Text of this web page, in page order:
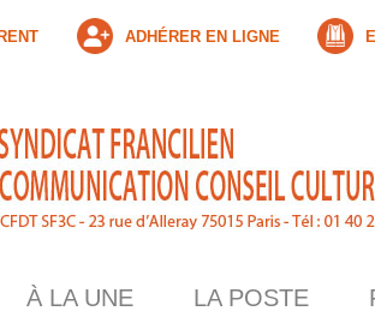
ADHÉRER EN LIGNE
À LA UNE LA POSTE